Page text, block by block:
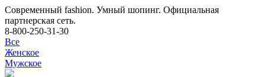
Современный fashion. Умный шопинг. Официальная
партнерская сеть.
8-800-250-31-30
Все
Женское
Мужское